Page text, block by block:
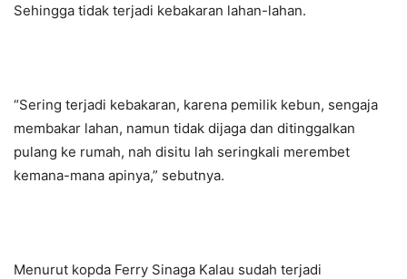
Sehingga tidak terjadi kebakaran lahan-lahan.
“Sering terjadi kebakaran, karena pemilik kebun, sengaja
membakar lahan, namun tidak dijaga dan ditinggalkan
pulang ke rumah, nah disitu lah seringkali merembet
kemana-mana apinya,” sebutnya.
Menurut kopda Ferry Sinaga Kalau sudah terjadi